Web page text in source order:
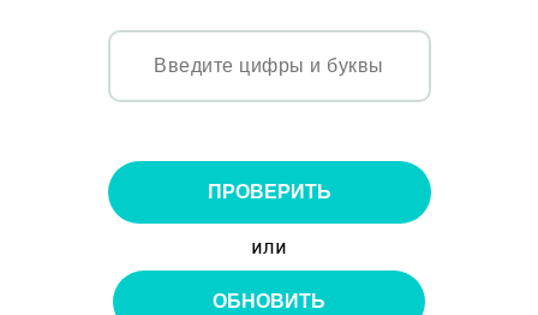
ПРОВЕРИТЬ
или
ОБНОВИТЬ